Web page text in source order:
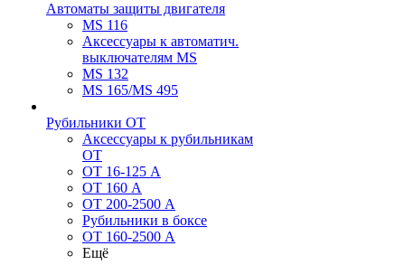
Автоматы защиты двигателя
MS 116
Аксессуары к автоматич.
выключателям MS
MS 132
MS 165/MS 495
Рубильники ОТ
Аксессуары к рубильникам
OT
OT 16-125 А
OT 160 А
OT 200-2500 А
Рубильники в боксе
OT 160-2500 А
Ещё